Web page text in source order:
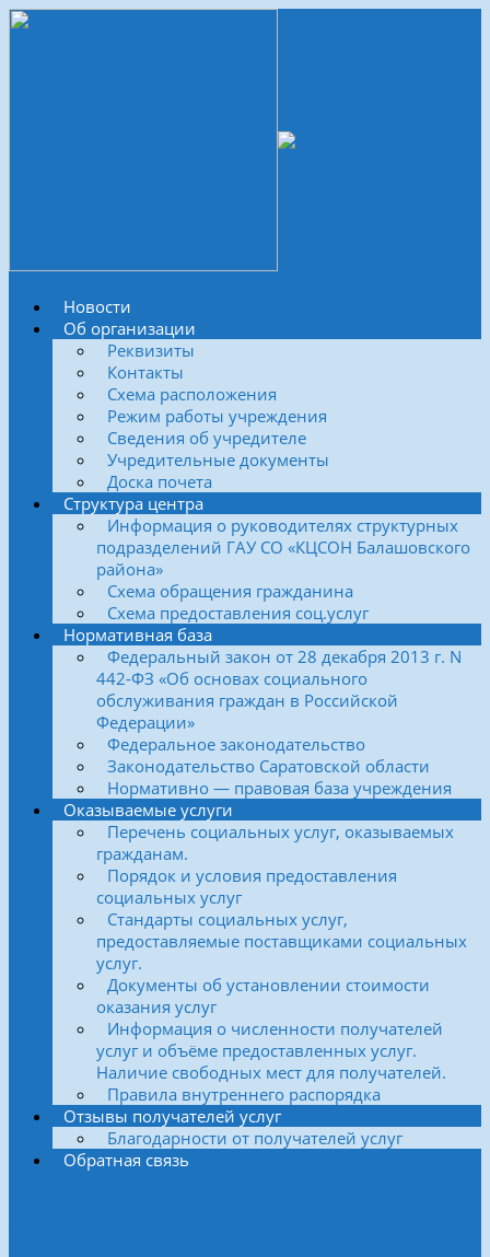
Новости
Об организации
Реквизиты
Контакты
Схема расположения
Режим работы учреждения
Сведения об учредителе
Учредительные документы
Доска почета
Структура центра
Информация о руководителях структурных
подразделений ГАУ СО «КЦСОН Балашовского
района»
Схема обращения гражданина
Схема предоставления соц.услуг
Нормативная база
Федеральный закон от 28 декабря 2013 г. N
442-ФЗ «Об основах социального
обслуживания граждан в Российской
Федерации»
Федеральное законодательство
Законодательство Саратовской области
Нормативно — правовая база учреждения
Оказываемые услуги
Перечень социальных услуг, оказываемых
гражданам.
Порядок и условия предоставления
социальных услуг
Стандарты социальных услуг,
предоставляемые поставщиками социальных
услуг.
Документы об установлении стоимости
оказания услуг
Информация о численности получателей
услуг и объёме предоставленных услуг.
Наличие свободных мест для получателей.
Правила внутреннего распорядка
Отзывы получателей услуг
Благодарности от получателей услуг
Обратная связь